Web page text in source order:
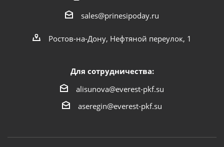
sales@prinesipoday.ru
Ростов-на-Дону, Нефтяной переулок, 1
Для сотрудничества:
alisunova@everest-pkf.su
aseregin@everest-pkf.su